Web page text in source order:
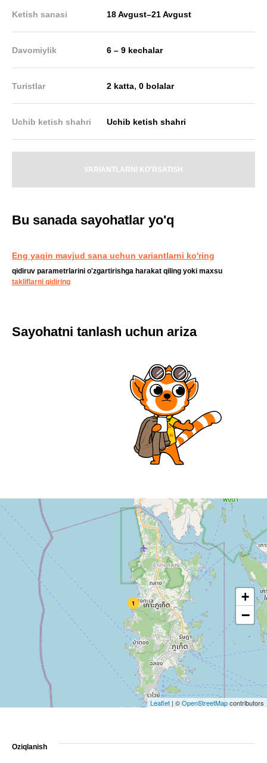
Ketish sanasi 18 Avgust–21 Avgust
Davomiylik 6 – 9 kechalar
Turistlar 2 katta,0 bolalar
Uchib ketish shahri Uchib ketish shahri
VARIANTLARNI KO'RSATISH
Bu sanada sayohatlar yo'q
Eng yaqin mavjud sana uchun variantlarni ko'ring
qidiruv parametrlarini o'zgartirishga harakat qiling yoki maxsu
takliflarni qidiring
Sayohatni tanlash uchun ariza
1 +
−
Leaflet | ©OpenStreetMapcontributors
Oziqlanish